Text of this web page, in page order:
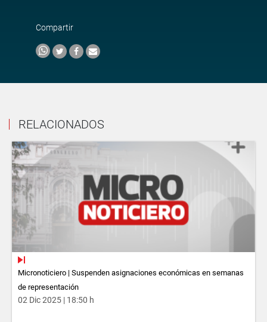
Compartir
RELACIONADOS
Micronoticiero | Suspenden asignaciones económicas en semanas
de representación
02 Dic 2025 | 18:50 h